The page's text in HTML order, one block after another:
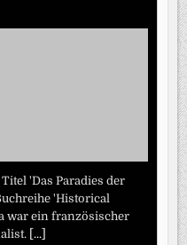
'Das Paradies der
'Historical
war ein französischer
[...]